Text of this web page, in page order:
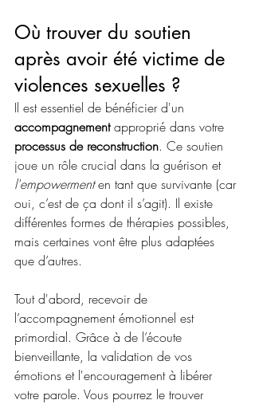
Où trouver du soutien
après avoir été victime de
violences sexuelles ?
Il est essentiel de bénéficier d'un
accompagnement approprié dans votre
processus de reconstruction. Ce soutien
joue un rôle crucial dans la guérison et
l'empowerment en tant que survivante (car
oui, c’est de ça dont il s’agit). Il existe
différentes formes de thérapies possibles,
mais certaines vont être plus adaptées
que d’autres.
Tout d'abord, recevoir de
l’accompagnement émotionnel est
primordial. Grâce à de l’écoute
bienveillante, la validation de vos
émotions et l'encouragement à libérer
votre parole. Vous pourrez le trouver